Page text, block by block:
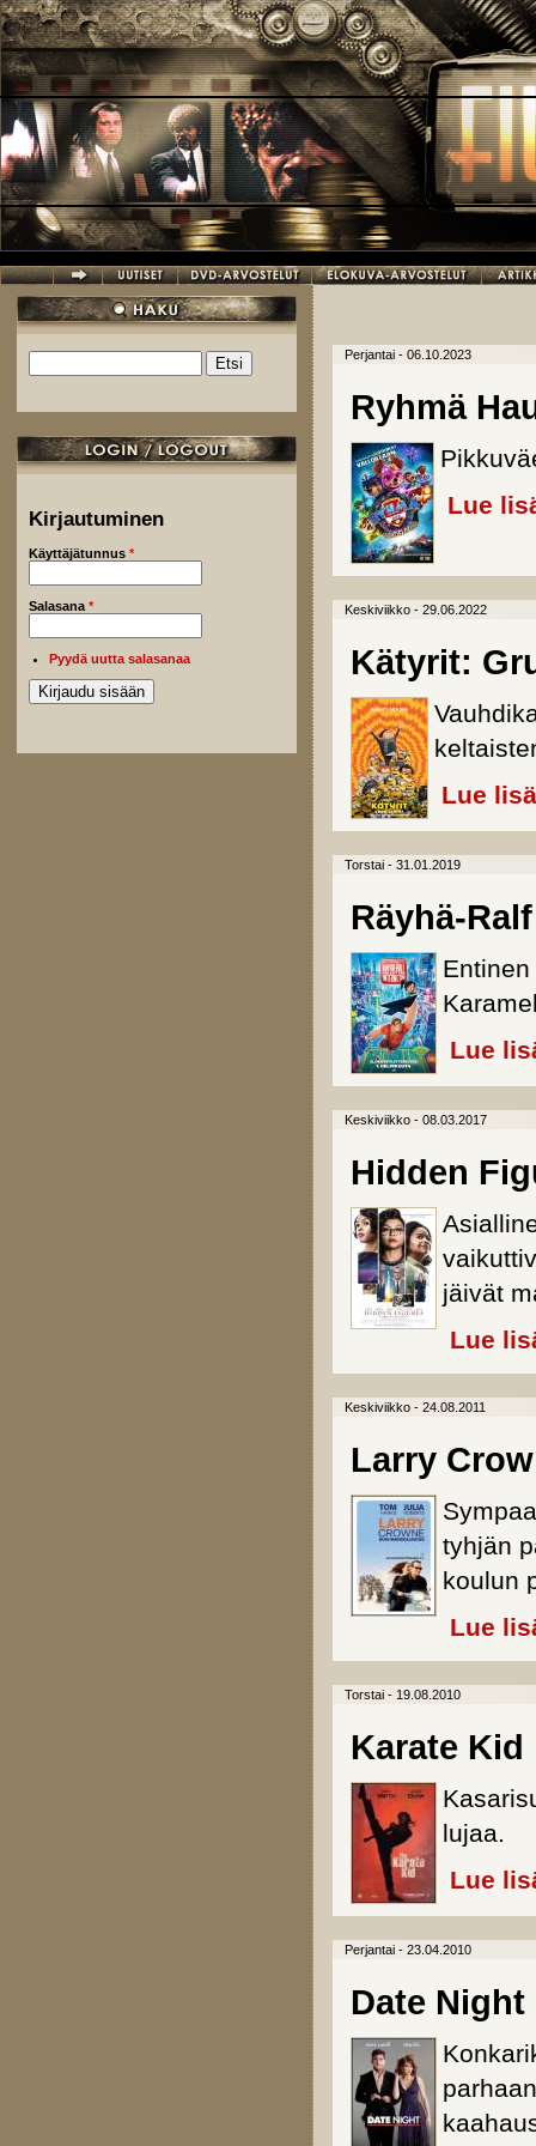
Hyppää pääsisältöön
Hakulomake
Kirjautuminen
Käyttäjätunnus *
Salasana *
Pyydä uutta salasanaa
Perjantai - 06.10.2023
Ryhmä
Lue
Keskiviikko - 29.06.2022
Kätyrit:
Lue
Torstai - 31.01.2019
Räyhä-
Lue
Keskiviikko - 08.03.2017
Hidden
jäivät
Lue
Keskiviikko - 24.08.2011
Larry
tyhjän
koulun
Lue
Torstai - 19.08.2010
Karate Kid
lujaa.
Lue
Perjantai - 23.04.2010
Date Night